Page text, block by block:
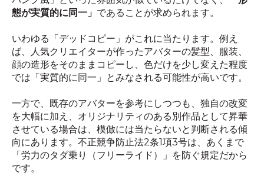
態が実質的に同一」 であることが求められます。
いわゆる「デッドコピー」がこれに当たります。例え
ば、人気クリエイターが作ったアバターの髪型、服装、
顔の造形をそのままコピーし、色だけを少し変えた程度
では「実質的に同一」とみなされる可能性が高いです。
一方で、既存のアバターを参考にしつつも、独自の改変
を大幅に加え、オリジナリティのある別作品として昇華
させている場合は、模倣には当たらないと判断される傾
向にあります。不正競争防止法2条1項3号は、あくまで
「労力のタダ乗り（フリーライド）」を防ぐ規定だから
です。